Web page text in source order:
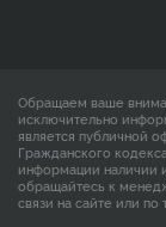
Обращаем ваше
исключительно
является публичной
Гражданского
информации наличии
обращайтесь к
связи на сайте или по